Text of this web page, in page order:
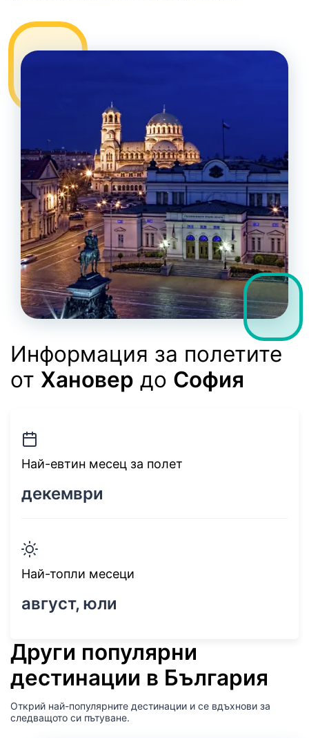
Информация за полетите
от Хановер до София
Най-евтин месец за полет
декември
Най-топли месеци
август, юли
Други популярни
дестинации в България
Открий най-популярните дестинации и се вдъхнови за
следващото си пътуване.